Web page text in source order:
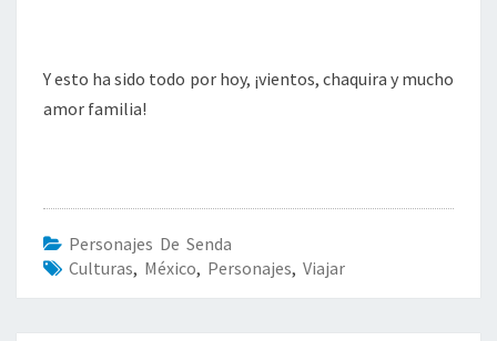
Y esto ha sido todo por hoy, ¡vientos, chaquira y mucho
amor familia!
Personajes De Senda
Culturas, México, Personajes, Viajar